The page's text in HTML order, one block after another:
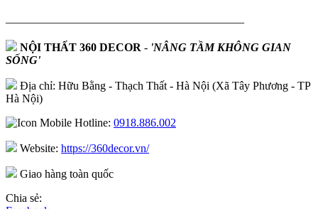
—————————————————————
NỘI THẤT 360 DECOR - 'NÂNG TẦM KHÔNG GIAN
SỐNG'
Địa chỉ: Hữu Bằng - Thạch Thất - Hà Nội (Xã Tây Phương - TP
Hà Nội)
Hotline: 0918.886.002
Website: https://360decor.vn/
Giao hàng toàn quốc
Chia sẻ: